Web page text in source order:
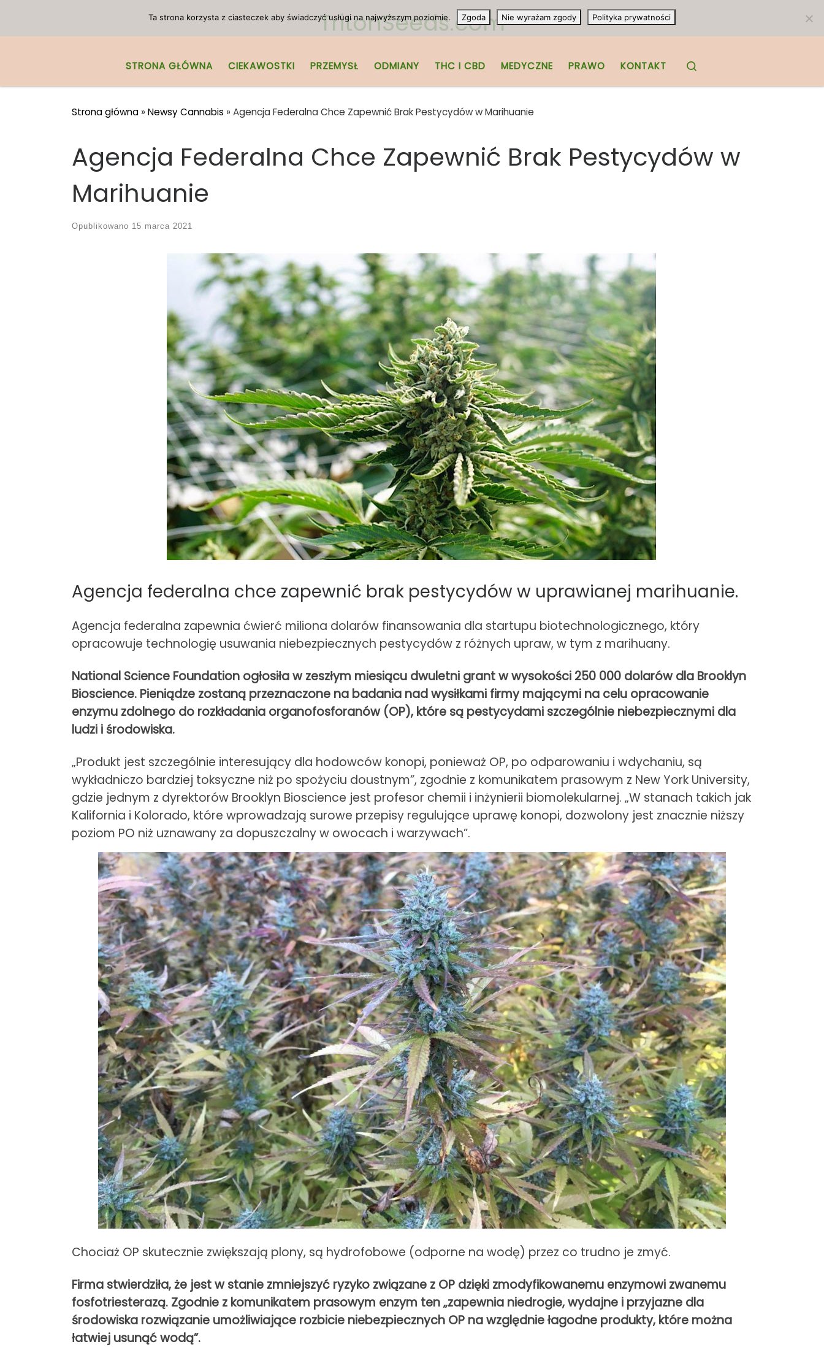
TritonSeeds.com
STRONA GŁÓWNA CIEKAWOSTKI PRZEMYSŁ ODMIANY THC I CBD MEDYCZNE PRAWO KONTAKT
Strona główna » Newsy Cannabis » Agencja Federalna Chce Zapewnić Brak Pestycydów w Marihuanie
Agencja Federalna Chce Zapewnić Brak Pestycydów w
Marihuanie
Opublikowano 15 marca 2021
Agencja federalna chce zapewnić brak pestycydów w uprawianej marihuanie.
Agencja federalna zapewnia ćwierć miliona dolarów finansowania dla startupu biotechnologicznego, który
opracowuje technologię usuwania niebezpiecznych pestycydów z różnych upraw, w tym z marihuany.
National Science Foundation ogłosiła w zeszłym miesiącu dwuletni grant w wysokości 250 000 dolarów dla Brooklyn
Bioscience. Pieniądze zostaną przeznaczone na badania nad wysiłkami firmy mającymi na celu opracowanie
enzymu zdolnego do rozkładania organofosforanów (OP), które są pestycydami szczególnie niebezpiecznymi dla
ludzi i środowiska.
„Produkt jest szczególnie interesujący dla hodowców konopi, ponieważ OP, po odparowaniu i wdychaniu, są
wykładniczo bardziej toksyczne niż po spożyciu doustnym”, zgodnie z komunikatem prasowym z New York University,
gdzie jednym z dyrektorów Brooklyn Bioscience jest profesor chemii i inżynierii biomolekularnej. „W stanach takich jak
Kalifornia i Kolorado, które wprowadzają surowe przepisy regulujące uprawę konopi, dozwolony jest znacznie niższy
poziom PO niż uznawany za dopuszczalny w owocach i warzywach”.
Chociaż OP skutecznie zwiększają plony, są hydrofobowe (odporne na wodę) przez co trudno je zmyć.
Firma stwierdziła, że ​​jest w stanie zmniejszyć ryzyko związane z OP dzięki zmodyfikowanemu enzymowi zwanemu
fosfotriesterazą. Zgodnie z komunikatem prasowym enzym ten „zapewnia niedrogie, wydajne i przyjazne dla
środowiska rozwiązanie umożliwiające rozbicie niebezpiecznych OP na względnie łagodne produkty, które można
łatwiej usunąć wodą”.
Ta strona korzysta z ciasteczek aby świadczyć usługi na najwyższym poziomie. Zgoda Nie wyrażam zgody Polityka prywatności